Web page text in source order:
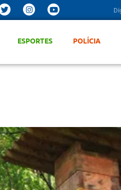
ESPORTES POLÍCIA